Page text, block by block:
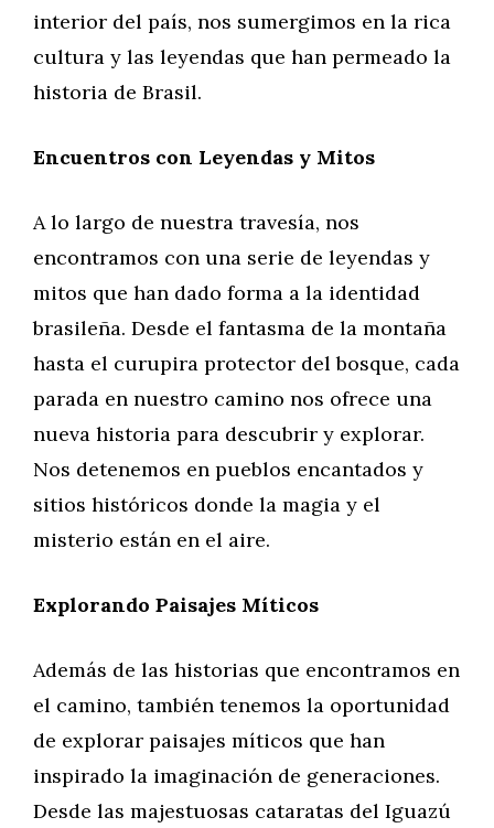
interior del país, nos sumergimos en la rica
cultura y las leyendas que han permeado la
historia de Brasil.
Encuentros con Leyendas y Mitos
A lo largo de nuestra travesía, nos
encontramos con una serie de leyendas y
mitos que han dado forma a la identidad
brasileña. Desde el fantasma de la montaña
hasta el curupira protector del bosque, cada
parada en nuestro camino nos ofrece una
nueva historia para descubrir y explorar.
Nos detenemos en pueblos encantados y
sitios históricos donde la magia y el
misterio están en el aire.
Explorando Paisajes Míticos
Además de las historias que encontramos en
el camino, también tenemos la oportunidad
de explorar paisajes míticos que han
inspirado la imaginación de generaciones.
Desde las majestuosas cataratas del Iguazú